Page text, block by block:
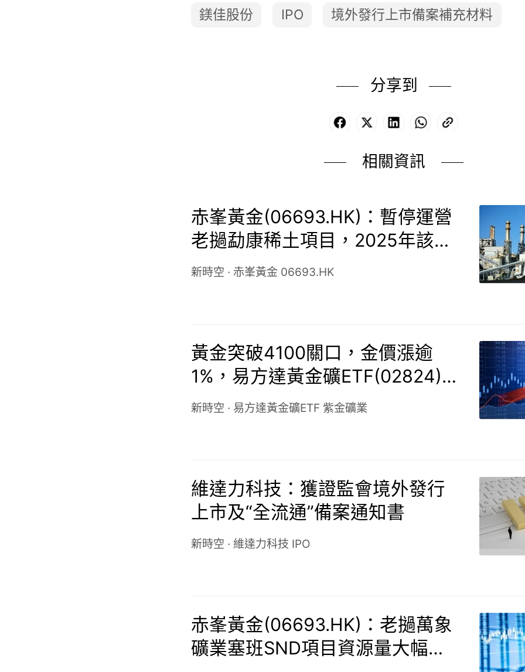
鎂佳股份 IPO 境外發行上市備案補充材料
分享到
Facebook LinkedInWhatsApp
相關資訊
赤峯黃金(06693.HK)：暫停運營
老撾勐康稀土項目，2025年該項
目歸母淨虧損人民幣5,406萬元
新時空 · 赤峯黃金 06693.HK
黃金突破4100關口，金價漲逾
1%，易方達黃金礦ETF(02824)大
漲6%
新時空 · 易方達黃金礦ETF 紫金礦業
維達力科技：獲證監會境外發行
上市及“全流通”備案通知書
新時空 · 維達力科技 IPO
赤峯黃金(06693.HK)：老撾萬象
礦業塞班SND項目資源量大幅更